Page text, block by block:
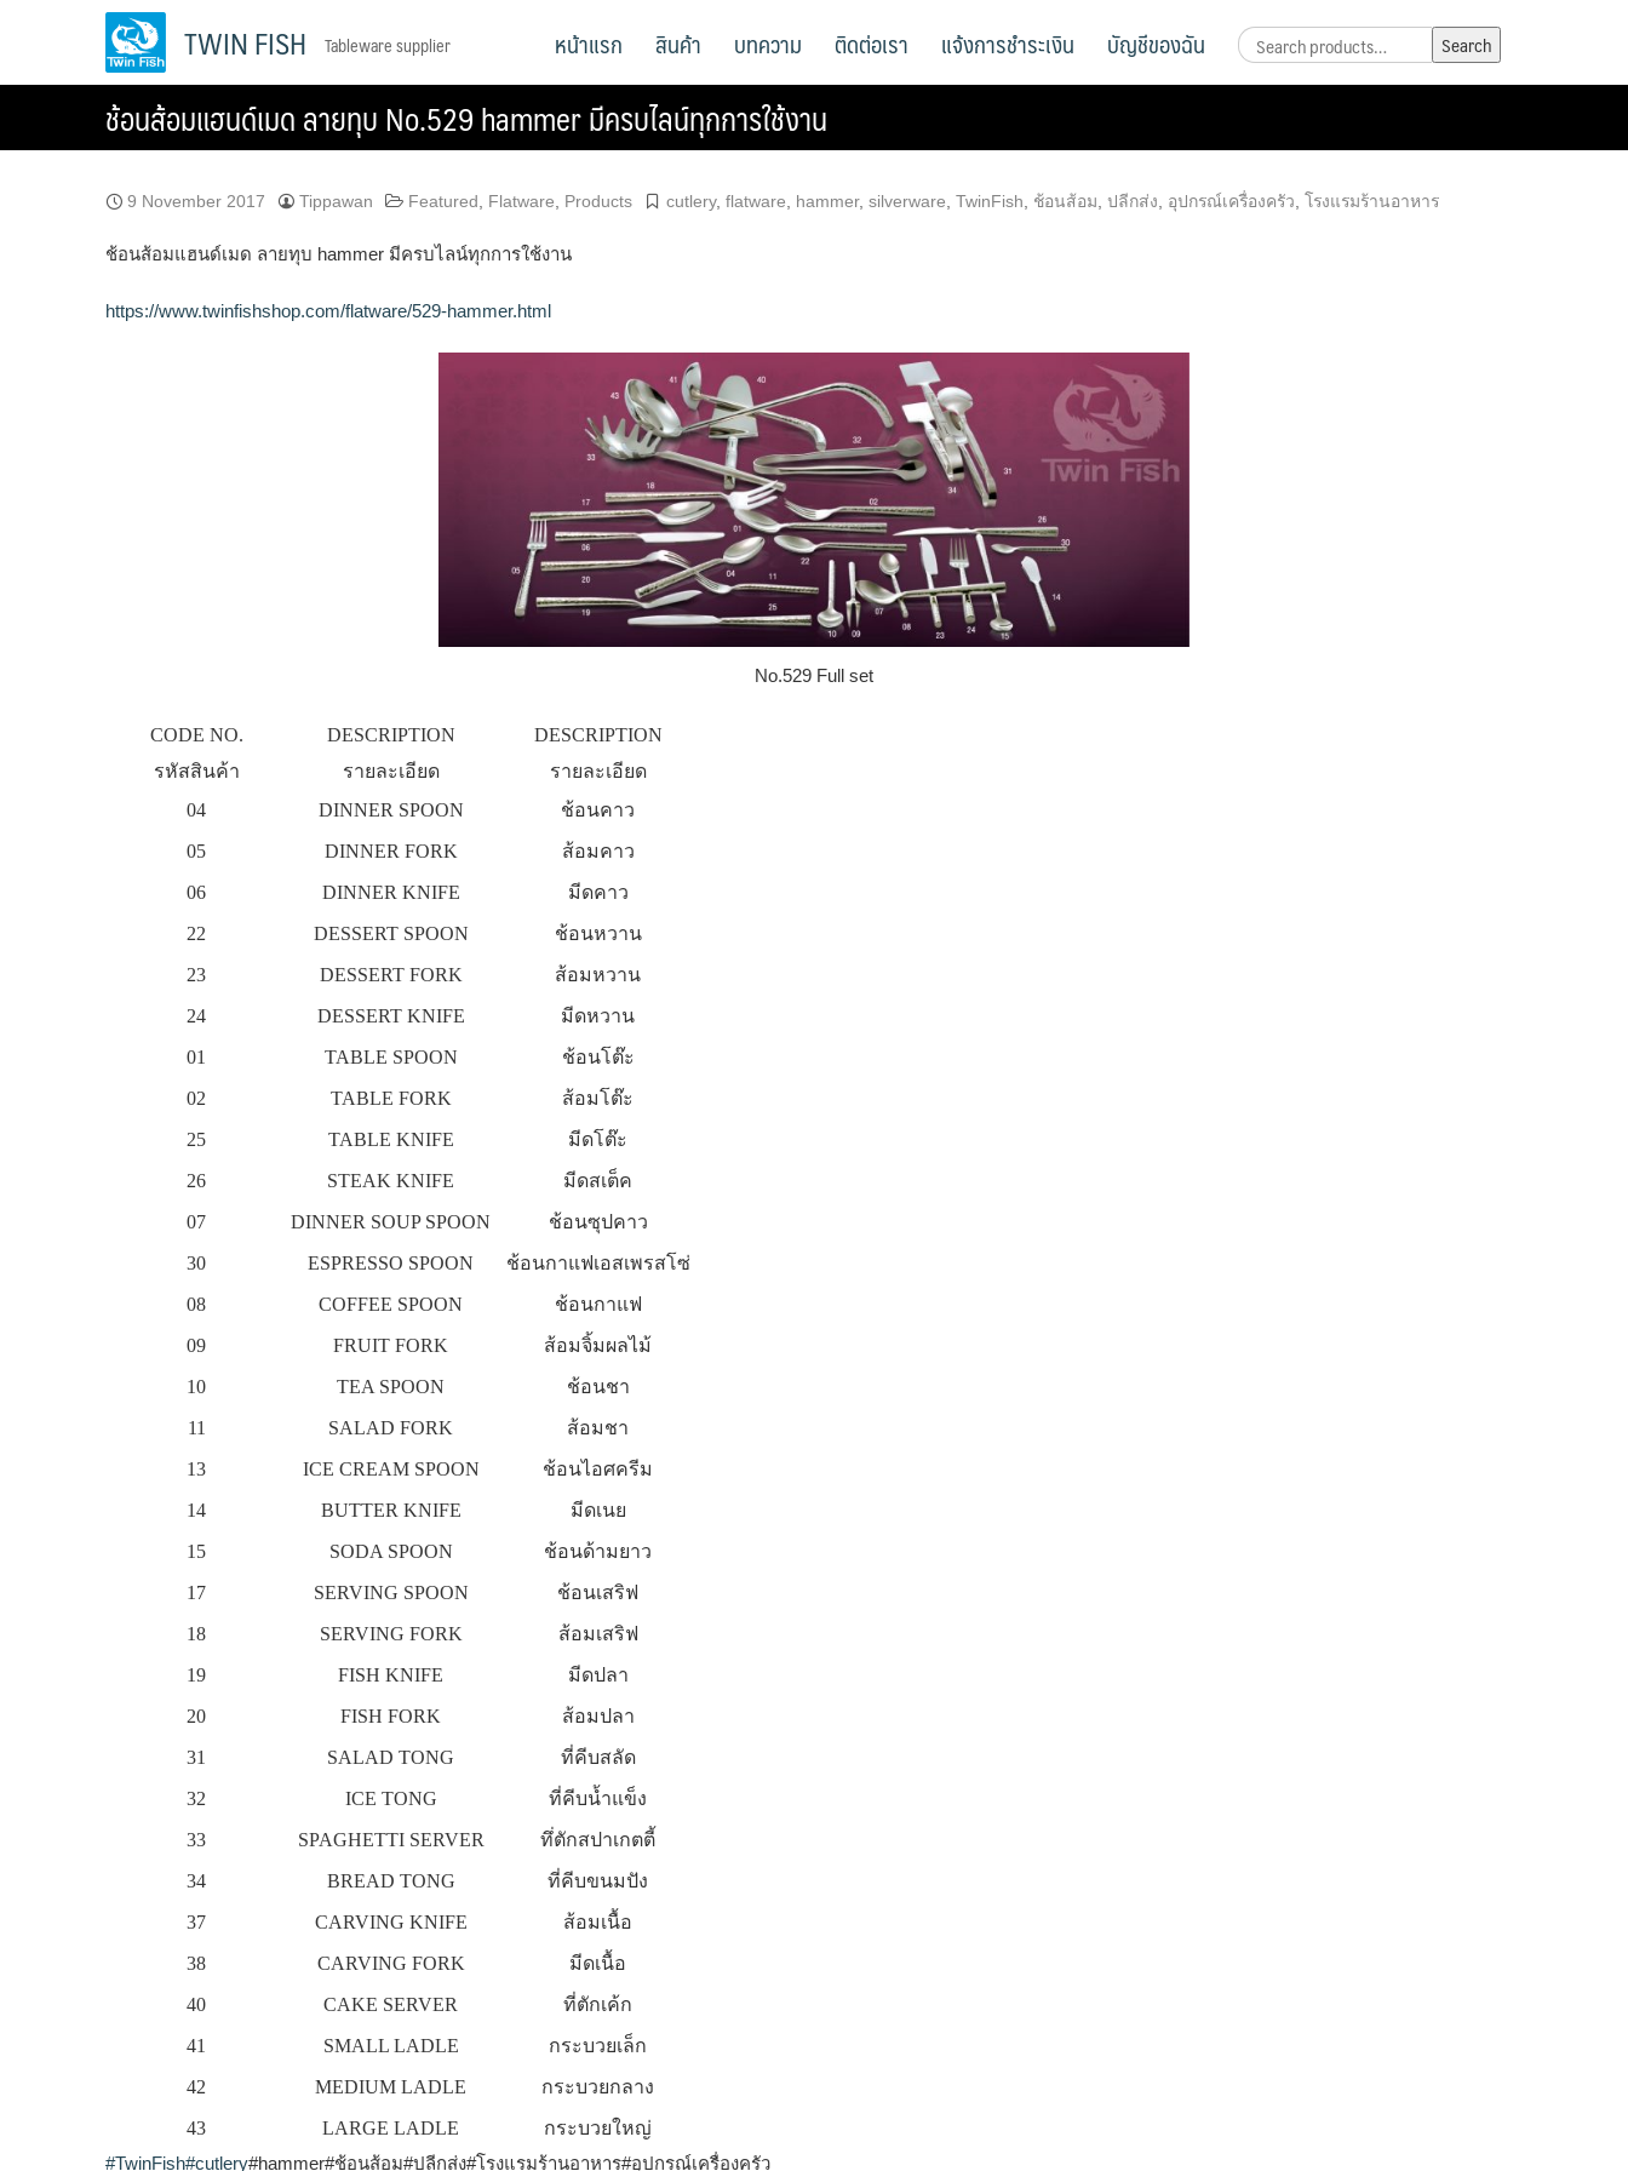
TWIN FISH Tableware supplier
Search
for:
Search
หน้าแรก สินค้า บทความ ติดต่อเรา แจ้งการชำระเงิน บัญชีของฉัน
ช้อนส้อมแฮนด์เมด ลายทุบ No.529 hammer มีครบไลน์ทุกการใช้งาน
9 November 2017 Tippawan Featured Flatware Products cutlery, flatware hammer, silverware TwinFish ช้อนส้อม ปลีกส่ง อุปกรณ์เครื่องครัว โรงแรมร้านอาหาร
ช้อนส้อมแฮนด์เมด ลายทุบ hammer มีครบไลน์ทุกการใช้งาน
https://www.twinfishshop.com/flatware/529-hammer.html
No.529 Full set
CODE NO. DESCRIPTION
DESCRIPTION
รหัสสินค้า
รายละเอียด
รายละเอียด
04
DINNER SPOON
ช้อนคาว
05
DINNER FORK
ส้อมคาว
06
DINNER KNIFE
มีดคาว
22
DESSERT SPOON
ช้อนหวาน
23
DESSERT FORK
ส้อมหวาน
24
DESSERT KNIFE
มีดหวาน
01
TABLE SPOON
ช้อนโต๊ะ
02
TABLE FORK
ส้อมโต๊ะ
25
TABLE KNIFE
มีดโต๊ะ
26
STEAK KNIFE
มีดสเต็ค
07
DINNER SOUP SPOON
ช้อนซุปคาว
30
ESPRESSO SPOON
ช้อนกาแฟเอสเพรสโซ่
08
COFFEE SPOON
ช้อนกาแฟ
09
FRUIT FORK
ส้อมจิ้มผลไม้
10
TEA SPOON
ช้อนชา
11
SALAD FORK
ส้อมชา
13
ICE CREAM SPOON
ช้อนไอศครีม
14
BUTTER KNIFE
มีดเนย
15
SODA SPOON
ช้อนด้ามยาว
17
SERVING SPOON
ช้อนเสริฟ
18
SERVING FORK
ส้อมเสริฟ
19
FISH KNIFE
มีดปลา
20
FISH FORK
ส้อมปลา
31
SALAD TONG
ที่คีบสลัด
32
ICE TONG
ที่คีบน้ำแข็ง
33
SPAGHETTI SERVER
ทึ่ตักสปาเกตตี้
34
BREAD TONG
ที่คีบขนมปัง
37
CARVING KNIFE
ส้อมเนื้อ
38
CARVING FORK
มีดเนื้อ
40
CAKE SERVER
ที่ตักเค้ก
41
SMALL LADLE
กระบวยเล็ก
42
MEDIUM LADLE
กระบวยกลาง
43
LARGE LADLE
กระบวยใหญ่
#TwinFish#cutlery#hammer#ช้อนส้อม#ปลีกส่ง#โรงแรมร้านอาหาร#อุปกรณ์เครื่องครัว